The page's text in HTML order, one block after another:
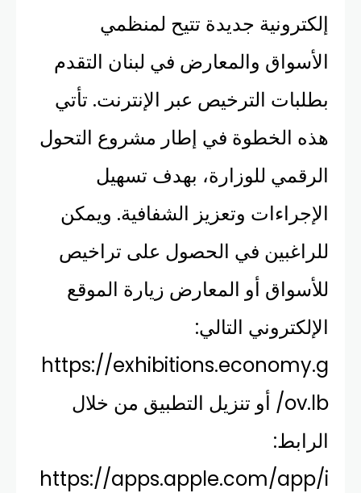
إلكترونية جديدة تتيح لمنظمي
الأسواق والمعارض في لبنان التقدم
بطلبات الترخيص عبر الإنترنت. تأتي
هذه الخطوة في إطار مشروع التحول
الرقمي للوزارة، بهدف تسهيل
الإجراءات وتعزيز الشفافية. ويمكن
للراغبين في الحصول على تراخيص
للأسواق أو المعارض زيارة الموقع
الإلكتروني التالي:
https://exhibitions.economy.g
ov.lb/ أو تنزيل التطبيق من خلال
الرابط:
https://apps.apple.com/app/i